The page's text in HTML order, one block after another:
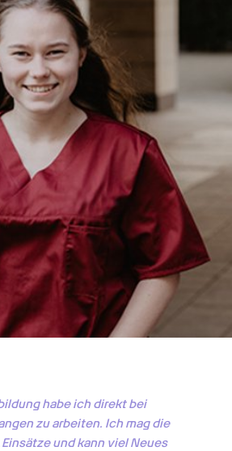
habe ich direkt bei
zu arbeiten. Ich mag die
und kann viel Neues